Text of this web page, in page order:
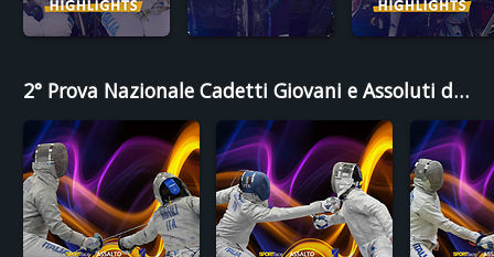
2° Prova Nazionale Cadetti Giovani e Assoluti di Sciabola - Foggia 2026